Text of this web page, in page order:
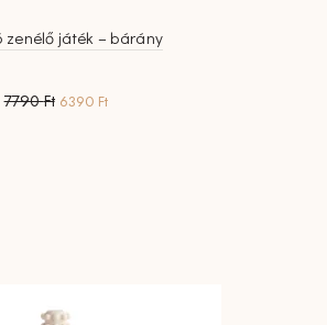
játék – bárány
7790Ft Original
6390 FtCurrent